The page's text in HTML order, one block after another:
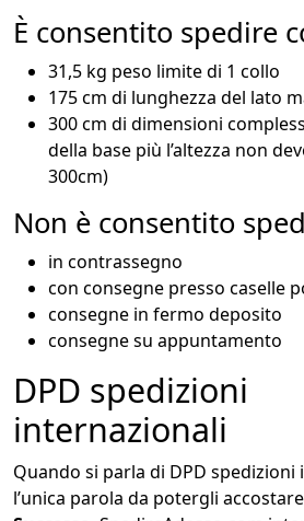
È consentito spedire
31,5 kg peso limite di 1 collo
175 cm di lunghezza del lato
300 cm di dimensioni
della base più l’altezza non
300cm)
Non è consentito
in contrassegno
con consegne presso caselle
consegne in fermo deposito
consegne su appuntamento
DPD spedizioni
internazionali
Quando si parla di DPD spedizioni
l’unica parola da potergli